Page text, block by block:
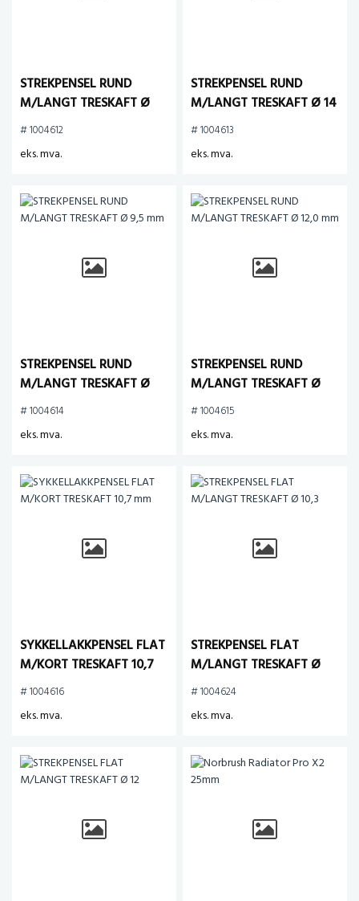
STREKPENSEL RUND
M/LANGT TRESKAFT Ø
7,5 mm
# 1004612
eks. mva.
STREKPENSEL RUND
M/LANGT TRESKAFT Ø 14
mm
# 1004613
eks. mva.
STREKPENSEL RUND
M/LANGT TRESKAFT Ø
9,5 mm
# 1004614
eks. mva.
STREKPENSEL RUND
M/LANGT TRESKAFT Ø
12,0 mm
# 1004615
eks. mva.
SYKKELLAKKPENSEL FLAT
M/KORT TRESKAFT 10,7
mm
# 1004616
eks. mva.
STREKPENSEL FLAT
M/LANGT TRESKAFT Ø
10,3
# 1004624
eks. mva.